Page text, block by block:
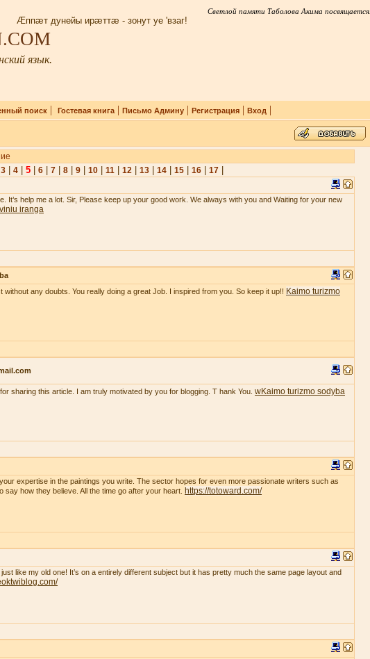
Светлой памяти Таболова Акима посвящается.
Æппæт дунейы ирæттæ - зонут уе 'взаг!
язык.
поиск| Гостевая книга| Письмо Админу| Регистрация| Вход |
3| 4| 5| 6| 7| 8| 9| 10| 11| 12| 13| 14| 15| 16| 17|
It’s help me a lot. Sir, Please keep up your good work. We always with you and Waiting for your new
iranga
without any doubts. You really doing a great Job. I inspired from you. So keep it up!! Kaimo turizmo
sharing this article. I am truly motivated by you for blogging. T hank You. wKaimo turizmo sodyba
expertise in the paintings you write. The sector hopes for even more passionate writers such as
say how they believe. All the time go after your heart.
https://totoward.com/
like my old one! It’s on a entirely different subject but it has pretty much the same page layout and